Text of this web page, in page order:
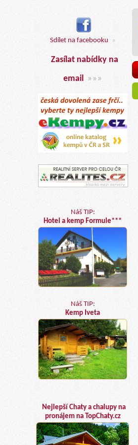
Sdílet na facebooku »
Zasílat nabídky na
email »»»
Náš TIP:
Hotel a kemp Formule***
Náš TIP:
Kemp Iveta
Nejlepší Chaty a chalupy na
pronájem na TopChaty.cz